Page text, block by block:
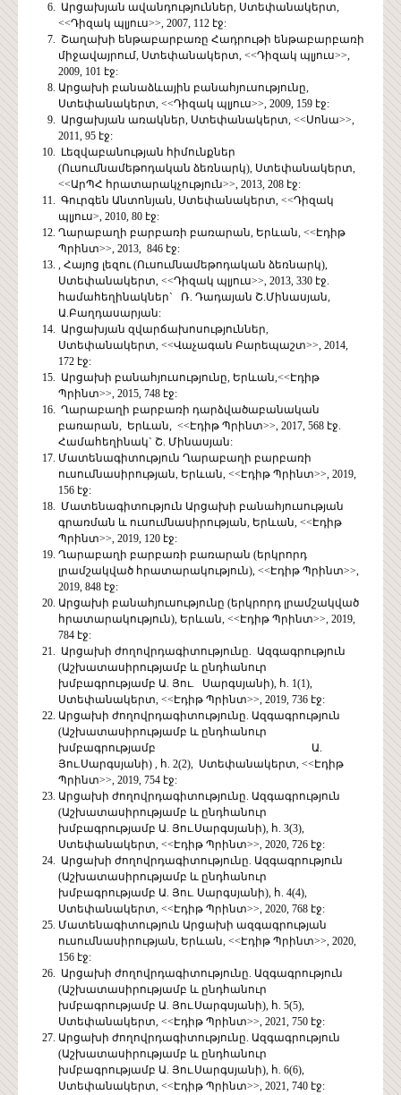
Արցախյան ավանդություններ, Ստեփանակերտ,
<<Դիզակ պլյուս>>, 2007, 112 էջ:
Շաղախի ենթաբարբառը Հադրութի ենթաբարբառի
միջավայրում, Ստեփանակերտ, <<Դիզակ պլյուս>>,
2009, 101 էջ:
Արցախի բանաձևային բանահյուսությունը,
Ստեփանակերտ, <<Դիզակ պլյուս>>, 2009, 159 էջ:
Արցախյան առակներ, Ստեփանակերտ, <<Սոնա>>,
2011, 95 էջ:
Լեզվաբանության հիմունքներ
(Ուսումնամեթոդական ձեռնարկ), Ստեփանակերտ,
<<ԱրՊՀ հրատարակչություն>>, 2013, 208 էջ:
Գուրգեն Անտոնյան, Ստեփանակերտ, <<Դիզակ
պլյուս>, 2010, 80 էջ:
Ղարաբաղի բարբառի բառարան, Երևան, <<Էդիթ
Պրինտ>>, 2013, 846 էջ:
, Հայոց լեզու (Ուսումնամեթոդական ձեռնարկ),
Ստեփանակերտ, <<Դիզակ պլյուս>>, 2013, 330 էջ.
համահեղինակներ` Ռ. Դադայան Շ.Մինասյան,
Ա.Բաղդասարյան:
Արցախյան զվարճախոսություններ,
Ստեփանակերտ, <<Վաչագան Բարեպաշտ>>, 2014,
172 էջ:
Արցախի բանահյուսությունը, Երևան,<<Էդիթ
Պրինտ>>, 2015, 748 էջ:
Ղարաբաղի բարբառի դարձվածաբանական
բառարան, Երևան, <<Էդիթ Պրինտ>>, 2017, 568 էջ.
Համահեղինակ` Շ. Մինասյան:
Մատենագիտություն Ղարաբաղի բարբառի
ուսումնասիրության, Երևան, <<Էդիթ Պրինտ>>, 2019,
156 էջ:
Մատենագիտություն Արցախի բանահյուսության
գրառման և ուսումնասիրության, Երևան, <<Էդիթ
Պրինտ>>, 2019, 120 էջ:
Ղարաբաղի բարբառի բառարան (երկրորդ
լրամշակված հրատարակություն), <<Էդիթ Պրինտ>>,
2019, 848 էջ:
Արցախի բանահյուսությունը (երկրորդ լրամշակված
հրատարակություն), Երևան, <<Էդիթ Պրինտ>>, 2019,
784 էջ:
Արցախի ժողովրդագիտությունը. Ազգագրություն
(Աշխատասիրությամբ և ընդհանուր
խմբագրությամբ Ա. Յու. Սարգսյանի), հ. 1(1),
Ստեփանակերտ, <<Էդիթ Պրինտ>>, 2019, 736 էջ:
Արցախի ժողովրդագիտությունը. Ազգագրություն
(Աշխատասիրությամբ և ընդհանուր
խմբագրությամբ Ա.
Յու.Սարգսյանի) , հ. 2(2), Ստեփանակերտ, <<Էդիթ
Պրինտ>>, 2019, 754 էջ:
Արցախի ժողովրդագիտությունը. Ազգագրություն
(Աշխատասիրությամբ և ընդհանուր
խմբագրությամբ Ա. Յու.Սարգսյանի), հ. 3(3),
Ստեփանակերտ, <<Էդիթ Պրինտ>>, 2020, 726 էջ:
Արցախի ժողովրդագիտությունը. Ազգագրություն
(Աշխատասիրությամբ և ընդհանուր
խմբագրությամբ Ա. Յու. Սարգսյանի), հ. 4(4),
Ստեփանակերտ, <<Էդիթ Պրինտ>>, 2020, 768 էջ:
Մատենագիտություն Արցախի ազգագրության
ուսումնասիրության, Երևան, <<Էդիթ Պրինտ>>, 2020,
156 էջ:
Արցախի ժողովրդագիտությունը. Ազգագրություն
(Աշխատասիրությամբ և ընդհանուր
խմբագրությամբ Ա. Յու.Սարգսյանի), հ. 5(5),
Ստեփանակերտ, <<Էդիթ Պրինտ>>, 2021, 750 էջ:
Արցախի ժողովրդագիտությունը. Ազգագրություն
(Աշխատասիրությամբ և ընդհանուր
խմբագրությամբ Ա. Յու.Սարգսյանի), հ. 6(6),
Ստեփանակերտ, <<Էդիթ Պրինտ>>, 2021, 740 էջ: